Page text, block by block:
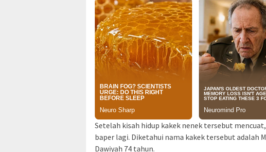
Setelah kisah hidup kakek nenek tersebut
baper lagi. Diketahui nama kakek tersebut adalah
Dawiyah 74 tahun.